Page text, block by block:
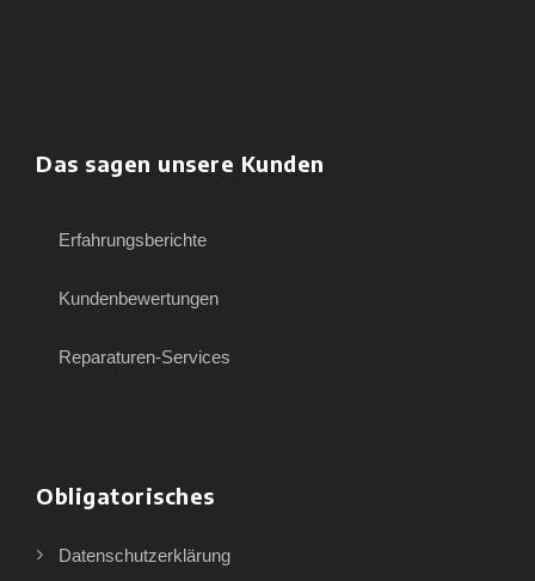
Das sagen unsere Kunden
Erfahrungsberichte
Kundenbewertungen
Reparaturen-Services
Obligatorisches
Datenschutzerklärung